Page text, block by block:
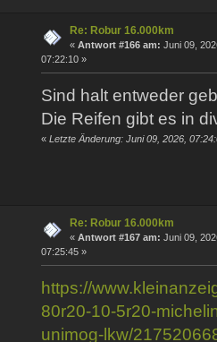
Re: Robur 16.000km
« Antwort #166 am: Juni 09,
07:22:10 »
Sind halt entweder
Die Reifen gibt es in
« Letzte Änderung: Juni 09, 2026,
Re: Robur 16.000km
« Antwort #167 am: Juni 09,
07:25:45 »
https://
80r20-10-5r20-
unimog-lkw/